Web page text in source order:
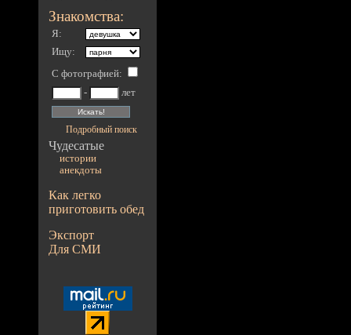
Знакомства:
Я:
Ищу:
С фотографией:
-
лет
Подробный поиск
Чудесатые
истории
анекдоты
Как легко
приготовить обед
Экспорт
Для СМИ